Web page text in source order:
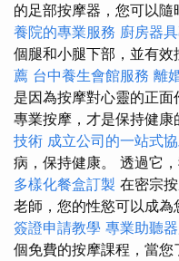
的足部按摩器，您可以隨
養院的專業服務 廚房器
個腿和小腿下部，並有效
薦 台中養生會館服務 離
是因為按摩對心靈的正
專業按摩，才是保持健康
技術 成立公司的一站式
病，保持健康。 透過它
多樣化餐盒訂製 在密宗
老師，您的性慾可以成為
簽證申請教學 專業助聽
個免費的按摩課程，當